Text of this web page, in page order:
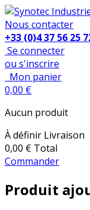
Nous contacter
+33 (0)4 37 56 25
Se connecter
ou s'inscrire
Mon panier
0,00 €
Aucun produit
À définir Livraison
0,00 € Total
Commander
Produit